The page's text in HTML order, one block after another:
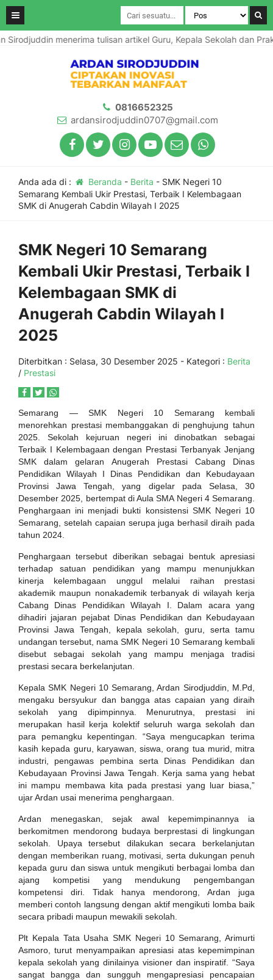
menerima tulisan artikel Guru, Kepala Sekolah dan Praktisi
0816652325
ardansirodjuddin0707@gmail.com
Anda ada di : Beranda - Berita - SMK Negeri 10
Semarang Kembali Ukir Prestasi, Terbaik I Kelembagaan
SMK di Anugerah Cabdin Wilayah I 2025
SMK Negeri 10 Semarang
Kembali Ukir Prestasi, Terbaik I
Kelembagaan SMK di
Anugerah Cabdin Wilayah I
2025
Diterbitkan : Selasa, 30 Desember 2025 - Kategori : Berita
/ Prestasi
Semarang — SMK Negeri 10 Semarang kembali
menorehkan prestasi membanggakan di penghujung tahun
2025. Sekolah kejuruan negeri ini dinobatkan sebagai
Terbaik I Kelembagaan dengan Prestasi Terbanyak Jenjang
SMK dalam gelaran Anugerah Prestasi Cabang Dinas
Pendidikan Wilayah I Dinas Pendidikan dan Kebudayaan
Provinsi Jawa Tengah, yang digelar pada Selasa, 30
Desember 2025, bertempat di Aula SMA Negeri 4 Semarang.
Penghargaan ini menjadi bukti konsistensi SMK Negeri 10
Semarang, setelah capaian serupa juga berhasil diraih pada
tahun 2024.
Penghargaan tersebut diberikan sebagai bentuk apresiasi
terhadap satuan pendidikan yang mampu menunjukkan
kinerja kelembagaan unggul melalui raihan prestasi
akademik maupun nonakademik terbanyak di wilayah kerja
Cabang Dinas Pendidikan Wilayah I. Dalam acara yang
dihadiri jajaran pejabat Dinas Pendidikan dan Kebudayaan
Provinsi Jawa Tengah, kepala sekolah, guru, serta tamu
undangan tersebut, nama SMK Negeri 10 Semarang kembali
disebut sebagai sekolah yang mampu menjaga tradisi
prestasi secara berkelanjutan.
Kepala SMK Negeri 10 Semarang, Ardan Sirodjuddin, M.Pd,
mengaku bersyukur dan bangga atas capaian yang diraih
sekolah yang dipimpinnya. Menurutnya, prestasi ini
merupakan hasil kerja kolektif seluruh warga sekolah dan
para pemangku kepentingan. “Saya mengucapkan terima
kasih kepada guru, karyawan, siswa, orang tua murid, mitra
industri, pengawas pembina serta Dinas Pendidikan dan
Kebudayaan Provinsi Jawa Tengah. Kerja sama yang hebat
ini mampu membawa kita pada prestasi yang luar biasa,”
ujar Ardan usai menerima penghargaan.
Ardan menegaskan, sejak awal kepemimpinannya ia
berkomitmen mendorong budaya berprestasi di lingkungan
sekolah. Upaya tersebut dilakukan secara berkelanjutan
dengan memberikan ruang, motivasi, serta dukungan penuh
kepada guru dan siswa untuk mengikuti berbagai lomba dan
ajang kompetisi yang mendukung pengembangan
kompetensi diri. Tidak hanya mendorong, Ardan juga
memberi contoh langsung dengan aktif mengikuti lomba baik
secara pribadi maupun mewakili sekolah.
Plt Kepala Tata Usaha SMK Negeri 10 Semarang, Arimurti
Asmoro, turut menyampaikan apresiasi atas kepemimpinan
kepala sekolah yang dinilainya visioner dan inspiratif. “Saya
sangat bangga dan sungguh mengapresiasi pencapaian